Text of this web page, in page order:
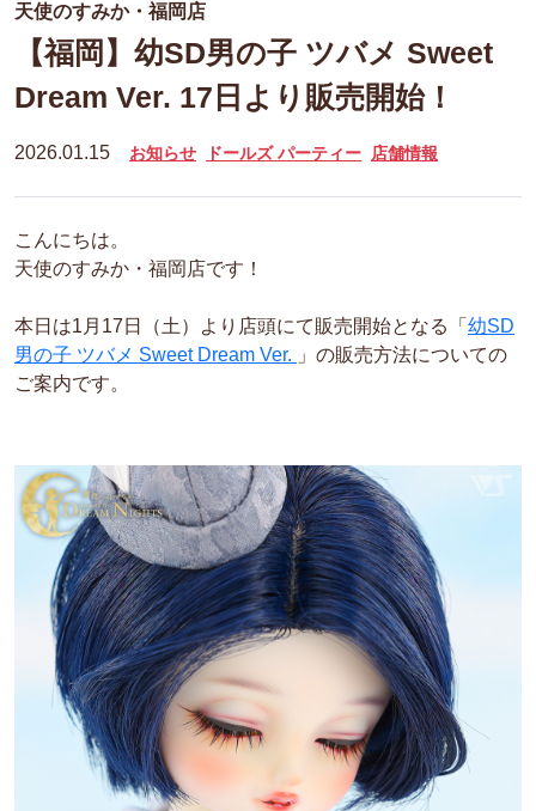
天使のすみか・福岡店
【福岡】幼SD男の子 ツバメ Sweet
Dream Ver. 17日より販売開始！
2026.01.15 お知らせ ドールズ パーティー 店舗情報
こんにちは。
天使のすみか・福岡店です！
本日は1月17日（土）より店頭にて販売開始となる「 幼SD
男の子 ツバメ Sweet Dream Ver. 」の販売方法についての
ご案内です。